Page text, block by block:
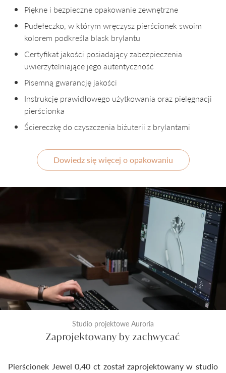
Piękne i bezpieczne opakowanie zewnętrzne
Pudełeczko, w którym wręczysz pierścionek swoim
kolorem podkreśla blask brylantu
Certyfikat jakości posiadający zabezpieczenia
uwierzytelniające jego autentyczność
Pisemną gwarancję jakości
Instrukcję prawidłowego użytkowania oraz pielęgnacji
pierścionka
Ściereczkę do czyszczenia biżuterii z brylantami
Dowiedz się więcej o opakowaniu
Studio projektowe Auroria
Zaprojektowany by zachwycać
Pierścionek Jewel 0,40 ct został zaprojektowany w studio